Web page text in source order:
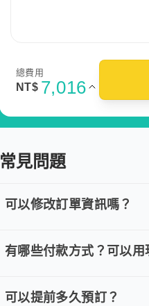
無障礙車
總費用
NT$ 7,016
常見問題
可以修改訂單資訊嗎？
有哪些付款方式？可以用
可以提前多久預訂？